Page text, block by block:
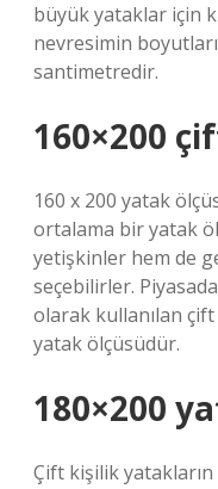
büyük yataklar için
nevresimin
santimetredir.
160×200
160 x 200 yatak
ortalama bir yatak
yetişkinler hem de
seçebilirler.
olarak kullanılan
yatak ölçüsüdür.
180×200
Çift kişilik